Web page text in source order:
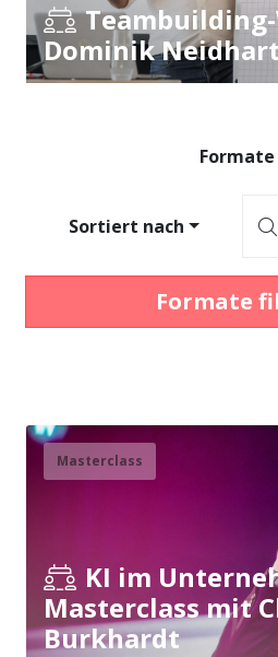
Dominik Neidhart
Formate
Sortiert nach
Formate
Masterclass
KI im
Masterclass mit
Burkhardt